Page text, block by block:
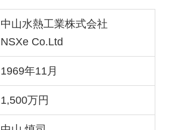
中山水熱工業株式会社
NSXe Co.Ltd
1969年11月
1,500万円